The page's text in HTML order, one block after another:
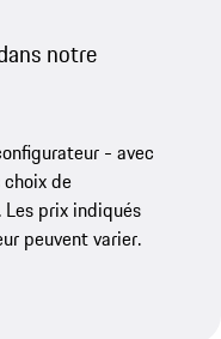
notre
- avec
de
prix indiqués
peuvent varier.